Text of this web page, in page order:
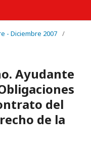
- Diciembre 2007 /
Ayudante
del
de la